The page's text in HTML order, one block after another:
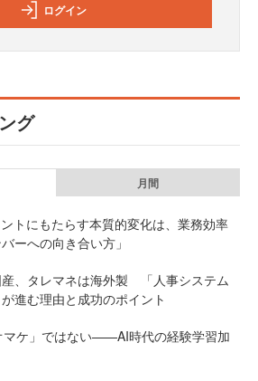
ログイン
グ
月間
トにもたらす本質的変化は、業務効率
ーへの向き合い方」
、タレマネは海外製 「人事システム
進む理由と成功のポイント
マケ」ではない——AI時代の経験学習加